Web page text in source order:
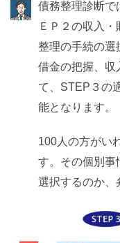
債務整理診断で
ＥＰ２の収入
整理の手続の選
借金の把握、収
て、STEP３の
能となります。
100人の方がい
す。その個別事
選択するのか、